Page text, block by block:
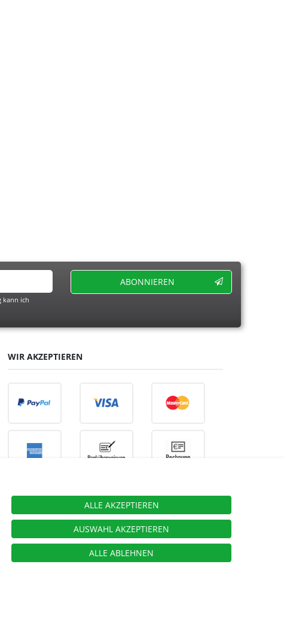
ALLE AKZEPTIEREN
AUSWAHL AKZEPTIEREN
ALLE ABLEHNEN
kann ich
ABONNIEREN
WIR AKZEPTIEREN